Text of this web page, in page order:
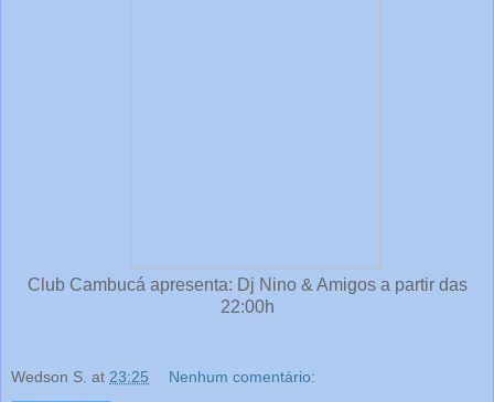
Club Cambucá apresenta: Dj Nino & Amigos a partir das
22:00h
Wedson S. at 23:25 Nenhum comentário: